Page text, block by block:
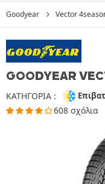
Goodyear Vector
GOODYEAR
ΚΑΤΗΓΟΡΙΑ :
608 σχόλια